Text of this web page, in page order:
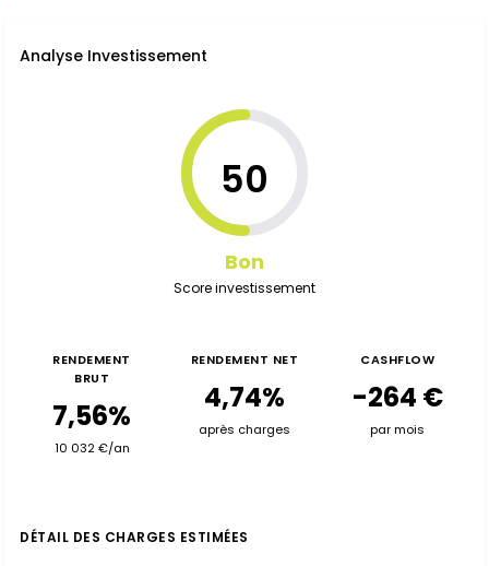
Analyse Investissement
50
Bon
Score investissement
RENDEMENT
BRUT
7,56%
10 032 €/an
RENDEMENT NET
4,74%
après charges
CASHFLOW
-264 €
par mois
DÉTAIL DES CHARGES ESTIMÉES